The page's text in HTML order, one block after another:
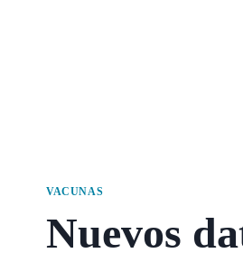
VACUNAS
Nuevos